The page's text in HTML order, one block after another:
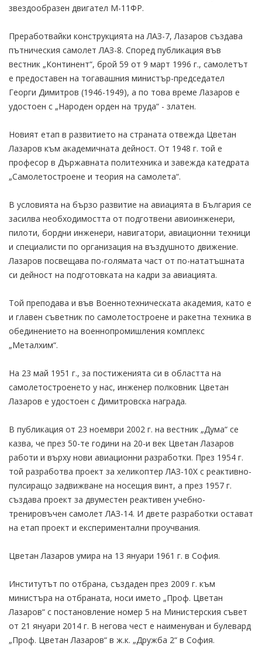
звездообразен двигател М-11ФР.
Преработвайки конструкцията на ЛАЗ-7, Лазаров създава
пътническия самолет ЛАЗ-8. Според публикация във
вестник „Континент“, брой 59 от 9 март 1996 г., самолетът
е предоставен на тогавашния министър-председател
Георги Димитров (1946-1949), а по това време Лазаров е
удостоен с „Народен орден на труда“ - златен.
Новият етап в развитието на страната отвежда Цветан
Лазаров към академичната дейност. От 1948 г. той е
професор в Държавната политехника и завежда катедрата
„Самолетостроене и теория на самолета“.
В условията на бързо развитие на авиацията в България се
засилва необходимостта от подготвени авиоинженери,
пилоти, бордни инженери, навигатори, авиационни техници
и специалисти по организация на въздушното движение.
Лазаров посвещава по-голямата част от по-нататъшната
си дейност на подготовката на кадри за авиацията.
Той преподава и във Военнотехническата академия, като е
и главен съветник по самолетостроене и ракетна техника в
обединението на военнопромишления комплекс
„Металхим“.
На 23 май 1951 г., за постиженията си в областта на
самолетостроенето у нас, инженер полковник Цветан
Лазаров е удостоен с Димитровска награда.
В публикация от 23 ноември 2002 г. на вестник „Дума“ се
казва, че през 50-те години на 20-и век Цветан Лазаров
работи и върху нови авиационни разработки. През 1954 г.
той разработва проект за хеликоптер ЛАЗ-10Х с реактивно-
пулсиращо задвижване на носещия винт, а през 1957 г.
създава проект за двуместен реактивен учебно-
тренировъчен самолет ЛАЗ-14. И двете разработки остават
на етап проект и експериментални проучвания.
Цветан Лазаров умира на 13 януари 1961 г. в София.
Институтът по отбрана, създаден през 2009 г. към
министъра на отбраната, носи името „Проф. Цветан
Лазаров“ с постановление номер 5 на Министерския съвет
от 21 януари 2014 г. В негова чест е наименуван и булевард
„Проф. Цветан Лазаров“ в ж.к. „Дружба 2“ в София.